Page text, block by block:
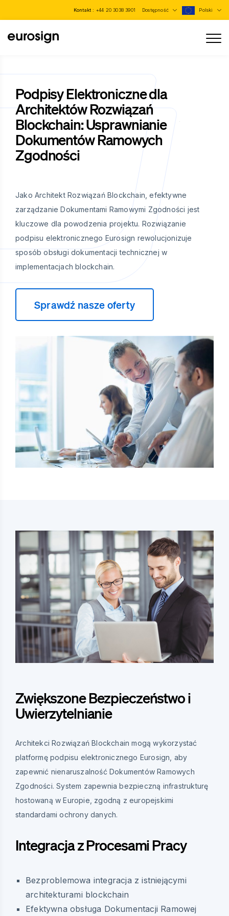
Kontakt : +44 20 3038 3901 Dostępność Polski
Podpisy Elektroniczne dla
Architektów Rozwiązań
Blockchain: Usprawnianie
Dokumentów Ramowych
Zgodności
Jako Architekt Rozwiązań Blockchain, efektywne
zarządzanie Dokumentami Ramowymi Zgodności jest
kluczowe dla powodzenia projektu. Rozwiązanie
podpisu elektronicznego Eurosign rewolucjonizuje
sposób obsługi dokumentacji technicznej w
implementacjach blockchain.
Sprawdź nasze oferty
Zwiększone Bezpieczeństwo i
Uwierzytelnianie
Architekci Rozwiązań Blockchain mogą wykorzystać
platformę podpisu elektronicznego Eurosign, aby
zapewnić nienaruszalność Dokumentów Ramowych
Zgodności. System zapewnia bezpieczną infrastrukturę
hostowaną w Europie, zgodną z europejskimi
standardami ochrony danych.
Integracja z Procesami Pracy
Bezproblemowa integracja z istniejącymi
architekturami blockchain
Efektywna obsługa Dokumentacji Ramowej